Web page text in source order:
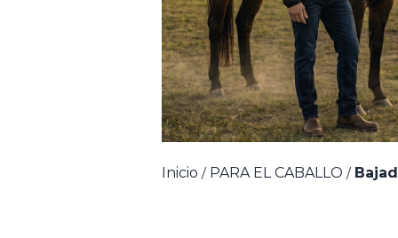
Inicio / PARA EL CABALLO /